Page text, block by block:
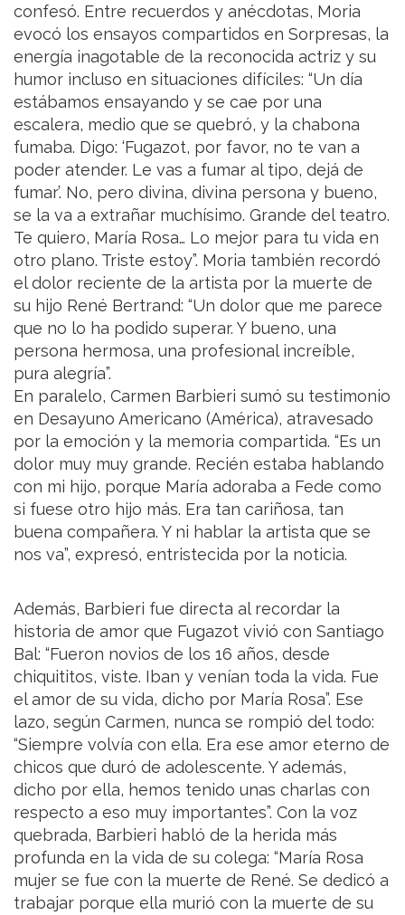
confesó. Entre recuerdos y anécdotas, Moria
evocó los ensayos compartidos en Sorpresas, la
energía inagotable de la reconocida actriz y su
humor incluso en situaciones difíciles: “Un día
estábamos ensayando y se cae por una
escalera, medio que se quebró, y la chabona
fumaba. Digo: ‘Fugazot, por favor, no te van a
poder atender. Le vas a fumar al tipo, dejá de
fumar’. No, pero divina, divina persona y bueno,
se la va a extrañar muchísimo. Grande del teatro.
Te quiero, María Rosa… Lo mejor para tu vida en
otro plano. Triste estoy”. Moria también recordó
el dolor reciente de la artista por la muerte de
su hijo René Bertrand: “Un dolor que me parece
que no lo ha podido superar. Y bueno, una
persona hermosa, una profesional increíble,
pura alegría”.
En paralelo, Carmen Barbieri sumó su testimonio
en Desayuno Americano (América), atravesado
por la emoción y la memoria compartida. “Es un
dolor muy muy grande. Recién estaba hablando
con mi hijo, porque María adoraba a Fede como
si fuese otro hijo más. Era tan cariñosa, tan
buena compañera. Y ni hablar la artista que se
nos va”, expresó, entristecida por la noticia.
Además, Barbieri fue directa al recordar la
historia de amor que Fugazot vivió con Santiago
Bal: “Fueron novios de los 16 años, desde
chiquititos, viste. Iban y venían toda la vida. Fue
el amor de su vida, dicho por María Rosa”. Ese
lazo, según Carmen, nunca se rompió del todo:
“Siempre volvía con ella. Era ese amor eterno de
chicos que duró de adolescente. Y además,
dicho por ella, hemos tenido unas charlas con
respecto a eso muy importantes”. Con la voz
quebrada, Barbieri habló de la herida más
profunda en la vida de su colega: “María Rosa
mujer se fue con la muerte de René. Se dedicó a
trabajar porque ella murió con la muerte de su